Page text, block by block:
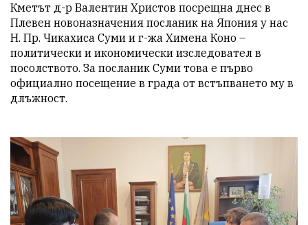
Кметът д-р Валентин Христов посрещна днес в
Плевен новоназначения посланик на Япония у нас
Н. Пр. Чикахиса Суми и г-жа Химена Коно –
политически и икономически изследовател в
посолството. За посланик Суми това е първо
официално посещение в града от встъпването му в
длъжност.